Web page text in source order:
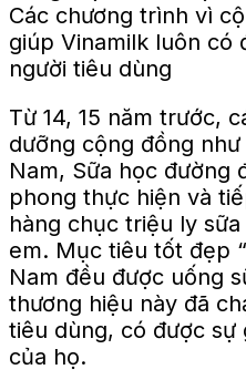
Các chương trình vì
giúp Vinamilk luôn có
người tiêu dùng
Từ 14, 15 năm trước,
dưỡng cộng đồng
Nam, Sữa học đường
phong thực hiện và
hàng chục triệu ly
em. Mục tiêu tốt đẹp
Nam đều được uống
thương hiệu này đã
tiêu dùng, có được sự
của họ.